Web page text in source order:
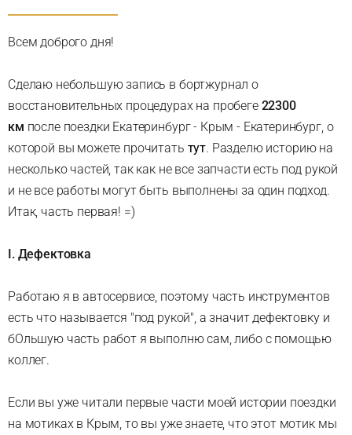
Всем доброго дня!
Сделаю небольшую запись в бортжурнал о
восстановительных процедурах на пробеге 22300
км после поездки Екатеринбург - Крым - Екатеринбург, о
которой вы можете прочитать тут. Разделю историю на
несколько частей, так как не все запчасти есть под рукой
и не все работы могут быть выполнены за один подход.
Итак, часть первая! =)
I. Дефектовка
Работаю я в автосервисе, поэтому часть инструментов
есть что называется "под рукой", а значит дефектовку и
бОльшую часть работ я выполню сам, либо с помощью
коллег.
Если вы уже читали первые части моей истории поездки
на мотиках в Крым, то вы уже знаете, что этот мотик мы